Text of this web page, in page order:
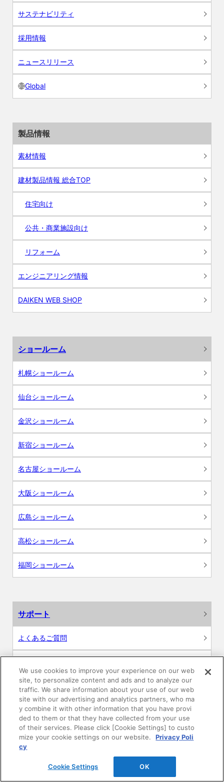
サステナビリティ
採用情報
ニュースリリース
Global
製品情報
素材情報
建材製品情報 総合TOP
住宅向け
公共・商業施設向け
リフォーム
エンジニアリング情報
DAIKEN WEB SHOP
ショールーム
札幌ショールーム
仙台ショールーム
金沢ショールーム
新宿ショールーム
名古屋ショールーム
大阪ショールーム
広島ショールーム
高松ショールーム
福岡ショールーム
サポート
よくあるご質問
各種データダウンロード
WEB見積・各種シミュレーション
交換用部品の購入
We use cookies to improve your experience on our web
site, to personalize content and ads and to analyze our
traffic. We share information about your use of our web
site with our advertising and analytics partners, who ma
y combine it with other information that you have provi
ded to them or that they have collected from your use
of their services. Please click [Cookie Settings] to custo
mize your cookie settings on our website.
Privacy Poli
cy
Cookie Settings OK